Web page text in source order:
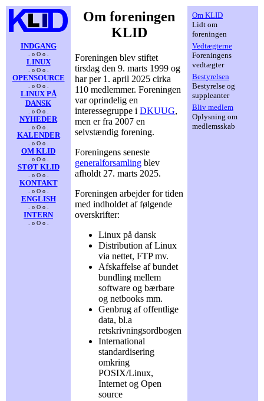
INDGANG
. o O o .
LINUX
. o O o .
OPENSOURCE
. o O o .
LINUX PÅ
DANSK
. o O o .
NYHEDER
. o O o .
KALENDER
. o O o .
OM KLID
. o O o .
STØT KLID
. o O o .
KONTAKT
. o O o .
ENGLISH
. o O o .
INTERN
. o O o .
Om foreningen
KLID
Foreningen blev stiftet
tirsdag den 9. marts 1999 og
har per 1. april 2025 cirka
110 medlemmer. Foreningen
var oprindelig en
interessegruppe i DKUUG,
men er fra 2007 en
selvstændig forening.
Foreningens seneste
generalforsamling blev
afholdt 27. marts 2025.
Foreningen arbejder for tiden
med indholdet af følgende
overskrifter:
Linux på dansk
Distribution af Linux
via nettet, FTP mv.
Afskaffelse af bundet
bundling mellem
software og bærbare
og netbooks mm.
Genbrug af offentlige
data, bl.a
retskrivningsordbogen
International
standardisering
omkring
POSIX/Linux,
Internet og Open
source
Om KLID
Lidt om
foreningen
Vedtægterne
Foreningens
vedtægter
Bestyrelsen
Bestyrelse og
suppleanter
Bliv medlem
Oplysning om
medlemsskab